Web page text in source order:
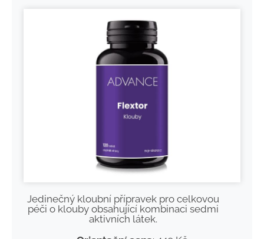
Jedinečný kloubní přípravek pro celkovou
péči o klouby obsahující kombinaci sedmi
aktivních látek.